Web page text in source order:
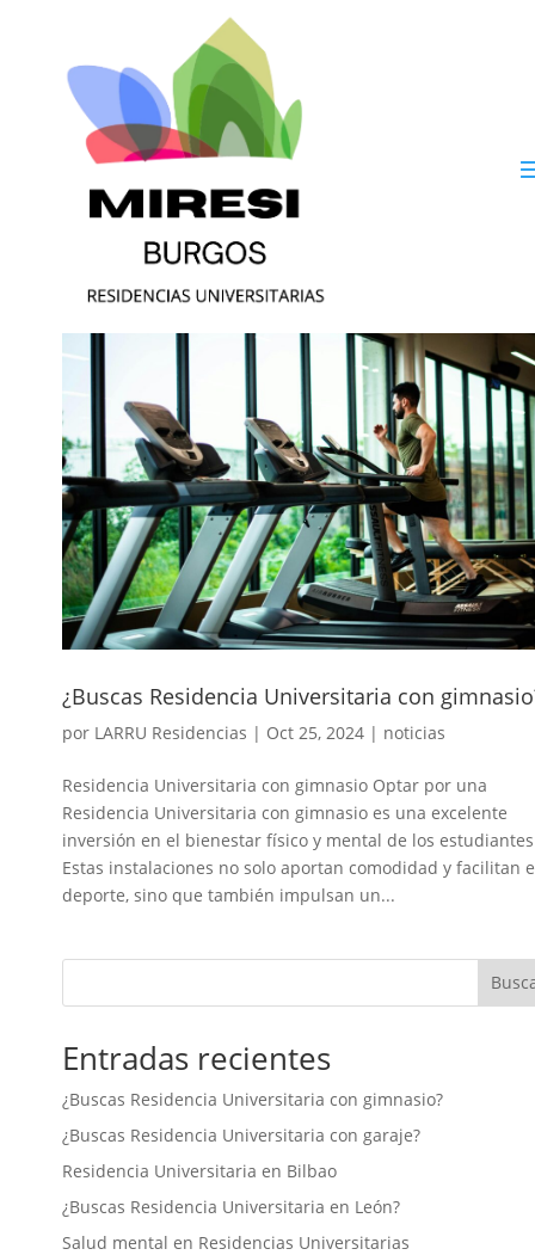
¿Buscas Residencia Universitaria con
por LARRU Residencias | Oct 25, 2024 | noticias
Residencia Universitaria con gimnasio Optar por una
Residencia Universitaria con gimnasio es una excelente
inversión en el bienestar físico y mental de los
Estas instalaciones no solo aportan comodidad y facilitan
deporte, sino que también impulsan un...
Entradas recientes
¿Buscas Residencia Universitaria con gimnasio?
¿Buscas Residencia Universitaria con garaje?
Residencia Universitaria en Bilbao
¿Buscas Residencia Universitaria en León?
Salud mental en Residencias Universitarias